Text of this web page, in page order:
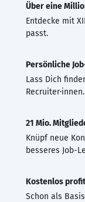
Über eine
Entdecke mit
passt.
Persönliche
Lass Dich
Recruiter·innen.
21 Mio.
Knüpf neue
besseres Job-
Kostenlos
Schon als